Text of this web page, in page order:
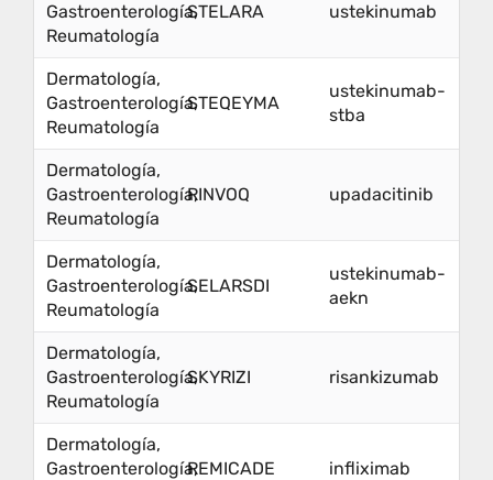
Gastroenterología,
Reumatología
STELARA ustekinumab
Dermatología,
Gastroenterología,
Reumatología
STEQEYMA
ustekinumab-
stba
Dermatología,
Gastroenterología,
Reumatología
RINVOQ upadacitinib
Dermatología,
Gastroenterología,
Reumatología
SELARSDI
ustekinumab-
aekn
Dermatología,
Gastroenterología,
Reumatología
SKYRIZI risankizumab
Dermatología,
Gastroenterología,REMICADE infliximab